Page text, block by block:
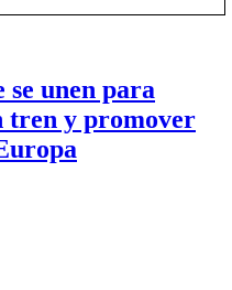
se unen para
tren y promover